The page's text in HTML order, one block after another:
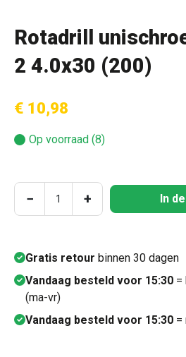
Rotadrill
2 4.0x30 (200)
€ 10,98
Op voorraad (8)
Producthoeveelheid:
− + In
Gratis retour binnen 30 dagen
Vandaag besteld voor 15:30 =
(ma-vr)
Vandaag besteld voor 15:30 =